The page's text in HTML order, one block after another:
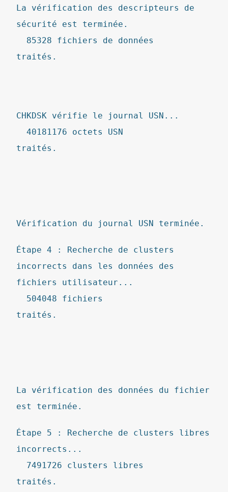
La vérification des descripteurs de
sécurité est terminée.
85328 fichiers de données
traités.
CHKDSK vérifie le journal USN...
40181176 octets USN
traités.
Vérification du journal USN terminée.
Étape 4 : Recherche de clusters
incorrects dans les données des
fichiers utilisateur...
504048 fichiers
traités.
La vérification des données du fichier
est terminée.
Étape 5 : Recherche de clusters libres
incorrects...
7491726 clusters libres
traités.